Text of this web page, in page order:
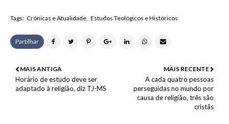
Tags: Crónicas e Atualidade Estudos Teológicos e Históricos
Partilhar
MAIS RECENTE
A cada quatro pessoas
perseguidas no mundo por
causa de religião, três são
cristãs
MAIS ANTIGA
Horário de estudo deve ser
adaptado à religião, diz TJ-MS